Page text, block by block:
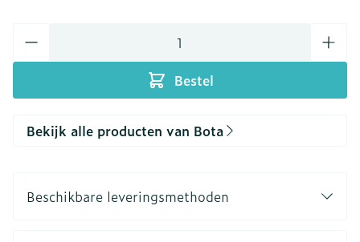
Bestel
Bekijk alle producten van Bota
Beschikbare leveringsmethoden